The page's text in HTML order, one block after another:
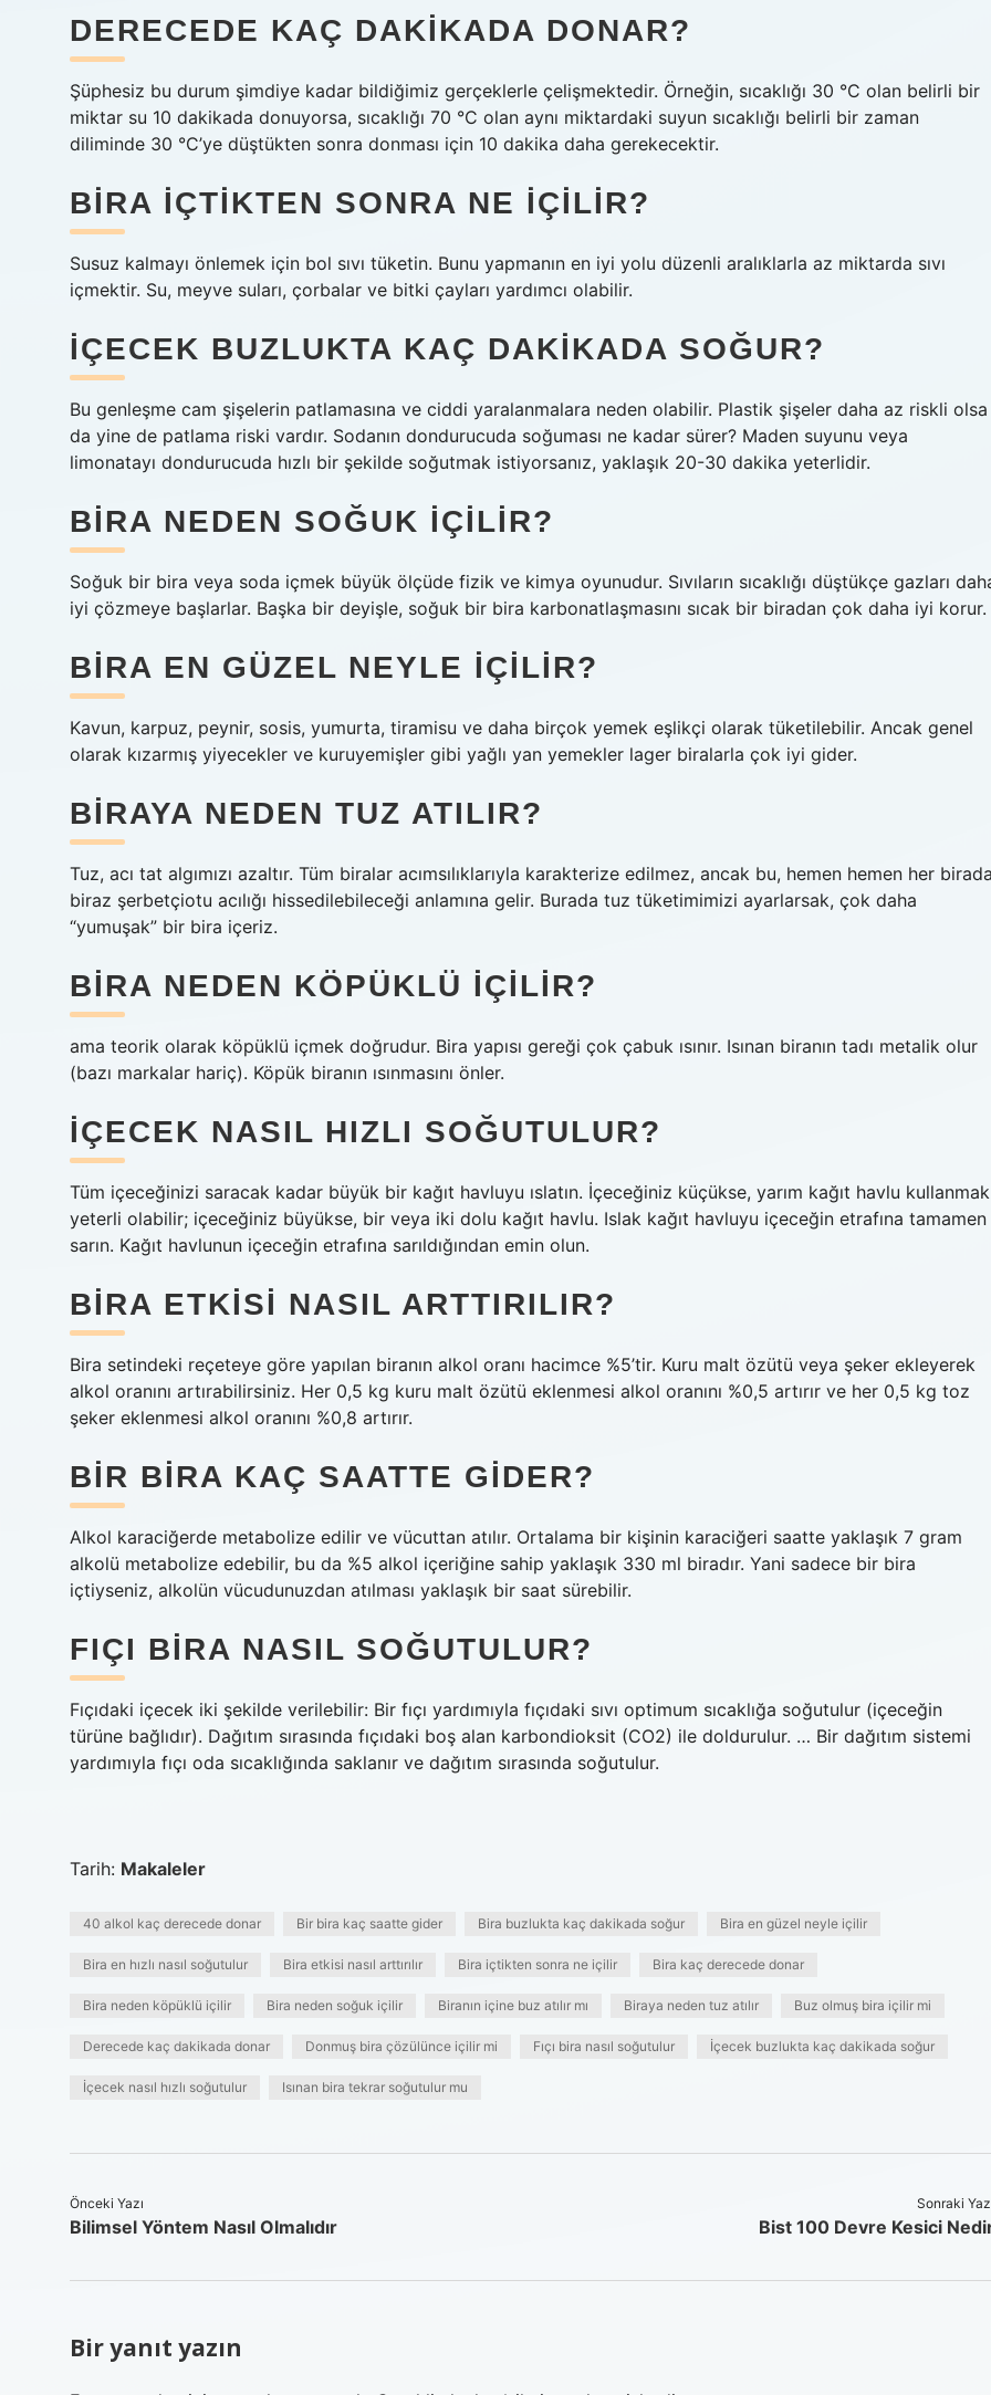
DERECEDE KAÇ DAKIKADA DONAR?
Şüphesiz bu durum şimdiye kadar bildiğimiz gerçeklerle çelişmektedir. Örneğin, sıcaklığı 30 °C olan belirli bir
miktar su 10 dakikada donuyorsa, sıcaklığı 70 °C olan aynı miktardaki suyun sıcaklığı belirli bir zaman
diliminde 30 °C’ye düştükten sonra donması için 10 dakika daha gerekecektir.
BIRA IÇTIKTEN SONRA NE IÇILIR?
Susuz kalmayı önlemek için bol sıvı tüketin. Bunu yapmanın en iyi yolu düzenli aralıklarla az miktarda sıvı
içmektir. Su, meyve suları, çorbalar ve bitki çayları yardımcı olabilir.
İÇECEK BUZLUKTA KAÇ DAKIKADA SOĞUR?
Bu genleşme cam şişelerin patlamasına ve ciddi yaralanmalara neden olabilir. Plastik şişeler daha az riskli olsa
da yine de patlama riski vardır. Sodanın dondurucuda soğuması ne kadar sürer? Maden suyunu veya
limonatayı dondurucuda hızlı bir şekilde soğutmak istiyorsanız, yaklaşık 20-30 dakika yeterlidir.
BIRA NEDEN SOĞUK IÇILIR?
Soğuk bir bira veya soda içmek büyük ölçüde fizik ve kimya oyunudur. Sıvıların sıcaklığı düştükçe gazları
iyi çözmeye başlarlar. Başka bir deyişle, soğuk bir bira karbonatlaşmasını sıcak bir biradan çok daha iyi korur.
BIRA EN GÜZEL NEYLE IÇILIR?
Kavun, karpuz, peynir, sosis, yumurta, tiramisu ve daha birçok yemek eşlikçi olarak tüketilebilir. Ancak genel
olarak kızarmış yiyecekler ve kuruyemişler gibi yağlı yan yemekler lager biralarla çok iyi gider.
BIRAYA NEDEN TUZ ATILIR?
Tuz, acı tat algımızı azaltır. Tüm biralar acımsılıklarıyla karakterize edilmez, ancak bu, hemen hemen her
biraz şerbetçiotu acılığı hissedilebileceği anlamına gelir. Burada tuz tüketimimizi ayarlarsak, çok daha
“yumuşak” bir bira içeriz.
BIRA NEDEN KÖPÜKLÜ IÇILIR?
ama teorik olarak köpüklü içmek doğrudur. Bira yapısı gereği çok çabuk ısınır. Isınan biranın tadı metalik olur
(bazı markalar hariç). Köpük biranın ısınmasını önler.
İÇECEK NASIL HIZLI SOĞUTULUR?
Tüm içeceğinizi saracak kadar büyük bir kağıt havluyu ıslatın. İçeceğiniz küçükse, yarım kağıt havlu kullanmak
yeterli olabilir; içeceğiniz büyükse, bir veya iki dolu kağıt havlu. Islak kağıt havluyu içeceğin etrafına tamamen
sarın. Kağıt havlunun içeceğin etrafına sarıldığından emin olun.
BIRA ETKISI NASIL ARTTIRILIR?
Bira setindeki reçeteye göre yapılan biranın alkol oranı hacimce %5’tir. Kuru malt özütü veya şeker ekleyerek
alkol oranını artırabilirsiniz. Her 0,5 kg kuru malt özütü eklenmesi alkol oranını %0,5 artırır ve her 0,5 kg toz
şeker eklenmesi alkol oranını %0,8 artırır.
BIR BIRA KAÇ SAATTE GIDER?
Alkol karaciğerde metabolize edilir ve vücuttan atılır. Ortalama bir kişinin karaciğeri saatte yaklaşık 7 gram
alkolü metabolize edebilir, bu da %5 alkol içeriğine sahip yaklaşık 330 ml biradır. Yani sadece bir bira
içtiyseniz, alkolün vücudunuzdan atılması yaklaşık bir saat sürebilir.
FIÇI BIRA NASIL SOĞUTULUR?
Fıçıdaki içecek iki şekilde verilebilir: Bir fıçı yardımıyla fıçıdaki sıvı optimum sıcaklığa soğutulur (içeceğin
türüne bağlıdır). Dağıtım sırasında fıçıdaki boş alan karbondioksit (CO2) ile doldurulur. … Bir dağıtım sistemi
yardımıyla fıçı oda sıcaklığında saklanır ve dağıtım sırasında soğutulur.
Tarih: Makaleler
40 alkol kaç derecede donar Bir bira kaç saatte gider Bira buzlukta kaç dakikada soğur Bira en güzel neyle içilir
Bira en hızlı nasıl soğutulur Bira etkisi nasıl arttırılır Bira içtikten sonra ne içilir Bira kaç derecede donar
Bira neden köpüklü içilir Bira neden soğuk içilir Biranın içine buz atılır mı Biraya neden tuz atılır Buz olmuş bira içilir mi
Derecede kaç dakikada donar Donmuş bira çözülünce içilir mi Fıçı bira nasıl soğutulur İçecek buzlukta kaç dakikada soğur
İçecek nasıl hızlı soğutulur Isınan bira tekrar soğutulur mu
Önceki Yazı
Bilimsel Yöntem Nasıl Olmalıdır
Sonraki
Bist 100 Devre Kesici
Bir yanıt yazın